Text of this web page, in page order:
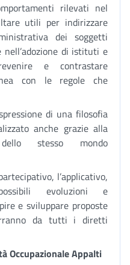
rilevati nel
utili per indirizzare
dei soggetti
nell’adozione di istituti e
e contrastare
con le regole che
di una filosofia
anche grazie alla
stesso mondo
l’applicativo,
evoluzioni e
e sviluppare proposte
da tutti i diretti
Occupazionale Appalti